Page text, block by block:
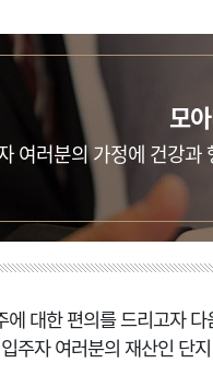
모
여러분의 가정에 건강
에 대한 편의를 드리고자
주자 여러분의 재산인 단